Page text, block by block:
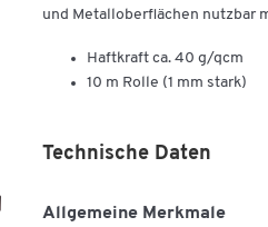
und Metalloberflächen nutzbar
Haftkraft ca. 40 g/qcm
10 m Rolle (1 mm stark)
Technische Daten
Allgemeine Merkmale